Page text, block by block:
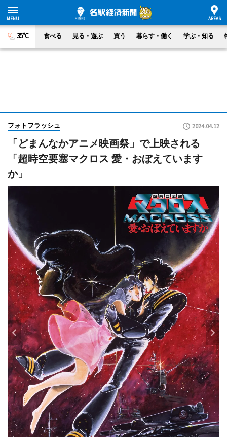
35°C 食べる 見る・遊ぶ 買う 暮らす・働く 学ぶ・知る
フォトフラッシュ 2024.04.12
「どまんなかアニメ映画祭」で上映される
「超時空要塞マクロス 愛・おぼえています
か」